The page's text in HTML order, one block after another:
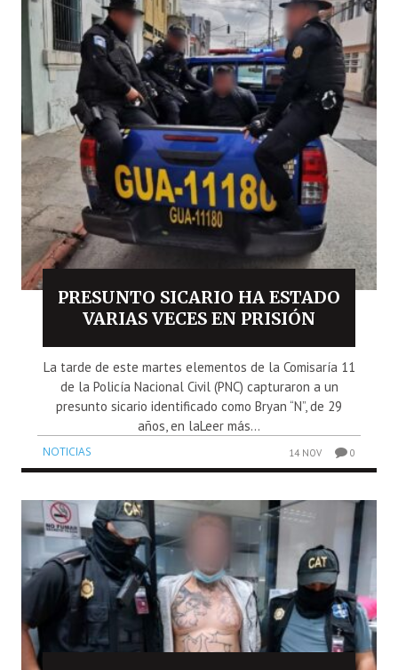
PRESUNTO SICARIO HA ESTADO
VARIAS VECES EN PRISIÓN
La tarde de este martes elementos de la Comisaría 11
de la Policía Nacional Civil (PNC) capturaron a un
presunto sicario identificado como Bryan “N”, de 29
años, en laLeer más...
NOTICIAS 14 NOV 0